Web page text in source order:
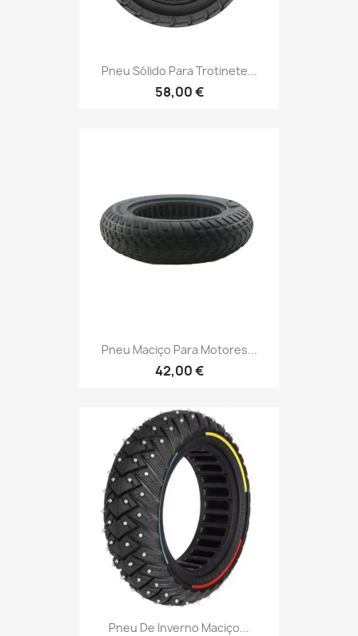
Pneu Sólido Para Trotinete...
58,00 €
Pneu Maciço Para Motores...
42,00 €
Pneu De Inverno Maciço...